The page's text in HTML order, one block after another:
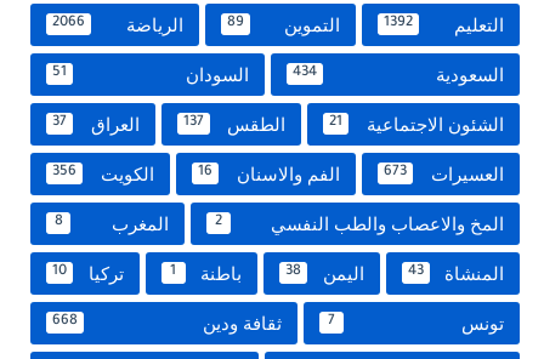
التعليم 1392 التموين 89 الرياضة 2066
السعودية 434 السودان 51
الشئون الاجتماعية 21 الطقس 137 العراق 37
العسيرات 673 الفم والاسنان 16 الكويت 356
المخ والاعصاب والطب النفسي 2 المغرب 8
المنشاة 43 اليمن 38 باطنة 1 تركيا 10
تونس 7 ثقافة ودين 668